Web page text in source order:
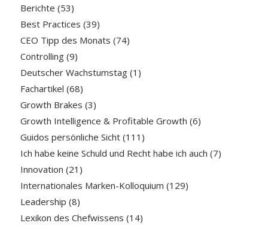
Berichte (53)
Best Practices (39)
CEO Tipp des Monats (74)
Controlling(9)
Deutscher Wachstumstag(1)
Fachartikel (68)
Growth Brakes (3)
Growth Intelligence & Profitable Growth (6)
Guidos persönliche Sicht(111)
Ich habe keine Schuld und Recht habe ich auch (7)
Innovation (21)
Internationales Marken-Kolloquium (129)
Leadership (8)
Lexikon des Chefwissens (14)